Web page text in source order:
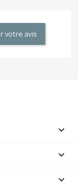
votre avis


